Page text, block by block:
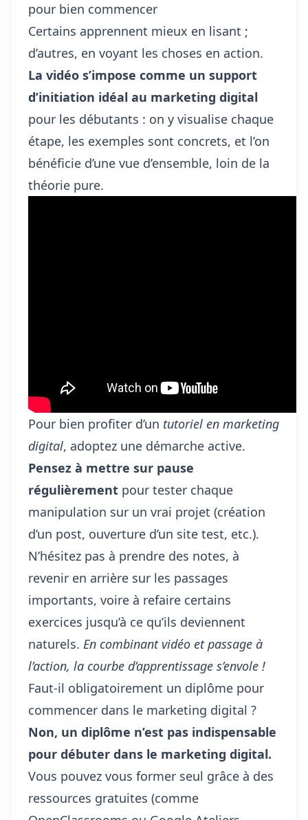
pour bien commencer
Certains apprennent mieux en lisant ;
d’autres, en voyant les choses en action.
La vidéo s’impose comme un support
d’initiation idéal au marketing digital
pour les débutants : on y visualise chaque
étape, les exemples sont concrets, et l’on
bénéficie d’une vue d’ensemble, loin de la
théorie pure.
Pour bien profiter d’un tutoriel en marketing
digital, adoptez une démarche active.
Pensez à mettre sur pause
régulièrement pour tester chaque
manipulation sur un vrai projet (création
d’un post, ouverture d’un site test, etc.).
N’hésitez pas à prendre des notes, à
revenir en arrière sur les passages
importants, voire à refaire certains
exercices jusqu’à ce qu’ils deviennent
naturels. En combinant vidéo et passage à
l’action, la courbe d’apprentissage s’envole !
Faut-il obligatoirement un diplôme pour
commencer dans le marketing digital ?
Non, un diplôme n’est pas indispensable
pour débuter dans le marketing digital.
Vous pouvez vous former seul grâce à des
ressources gratuites (comme